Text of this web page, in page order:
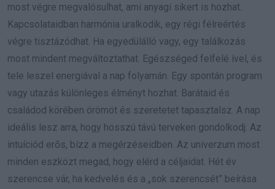
most végre megvalósulhat, ami anyagi sikert is hozhat.
Kapcsolataidban harmónia uralkodik, egy régi félreértés
végre tisztázódhat. Ha egyedülálló vagy, egy találkozás
most mindent megváltoztathat. Egészséged felfelé ível, és
tele leszel energiával a nap folyamán. Egy spontán program
vagy utazás különleges élményt hozhat. Barátaid és
családod körében örömöt és szeretetet tapasztalsz. A nap
ideális lesz arra, hogy hosszú távú terveken gondolkodj. Az
intuíciód erős, bízz a megérzéseidben. Az univerzum most
minden eszközt megad, hogy elérd a céljaidat. Hét év
szerencse vár, ha kedvelés és a „sok szerencsét” beírása